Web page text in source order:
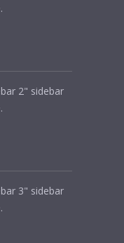
2" sidebar
3" sidebar